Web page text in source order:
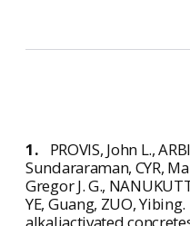
1.
PROVIS, John L.,
Sundararaman, CYR,
Gregor J. G.,
YE, Guang, ZUO,
alkaliactivated